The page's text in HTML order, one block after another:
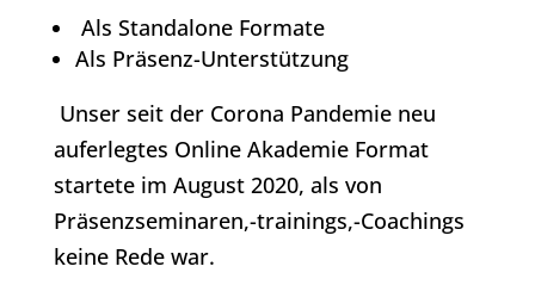
Als Standalone Formate
Als Präsenz-Unterstützung
Unser seit der Corona Pandemie neu
auferlegtes Online Akademie Format
startete im August 2020, als von
Präsenzseminaren,-trainings,-Coachings
keine Rede war.